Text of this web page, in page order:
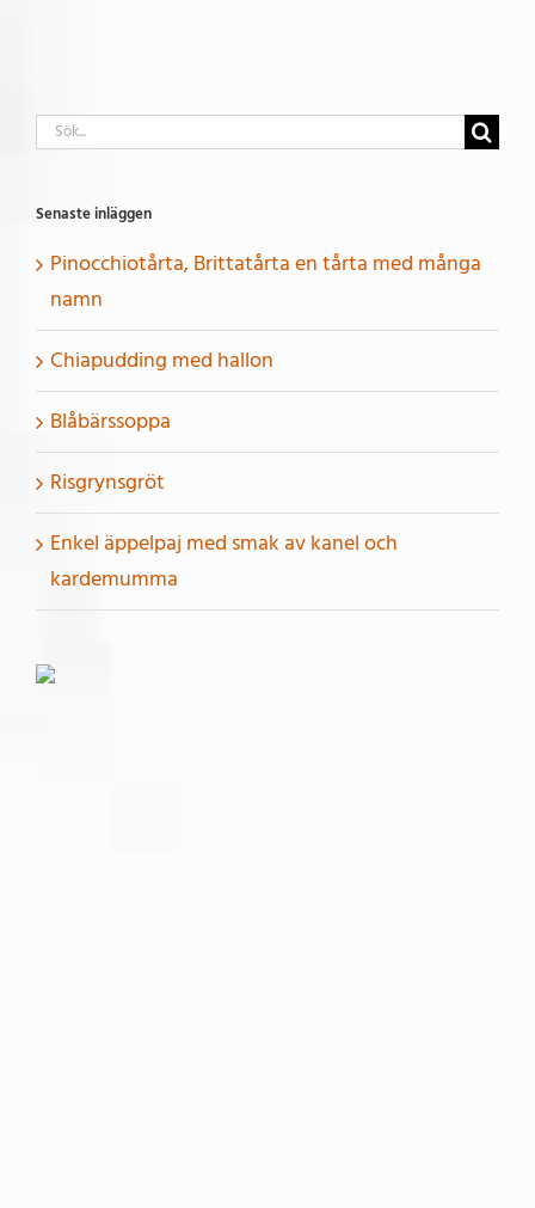
Sök
Senaste inläggen
Pinocchiotårta, Brittatårta en tårta med många
namn
Chiapudding med hallon
Blåbärssoppa
Risgrynsgröt
Enkel äppelpaj med smak av kanel och
kardemumma